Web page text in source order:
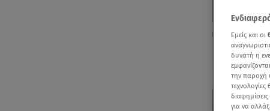
Εμείς και οι
δυνατή η
την παροχή
για να